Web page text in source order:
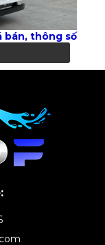
bán, thông số